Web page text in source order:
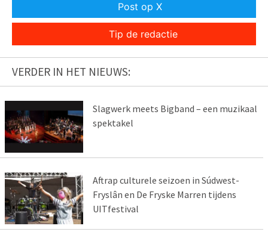
Post op X
Tip de redactie
VERDER IN HET NIEUWS:
Slagwerk meets Bigband – een muzikaal
spektakel
Aftrap culturele seizoen in Súdwest-
Fryslân en De Fryske Marren tijdens
UITfestival